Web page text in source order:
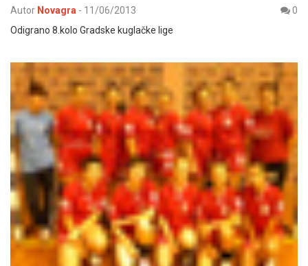
Autor Novagra - 11/06/2013
0
Odigrano 8.kolo Gradske kuglačke lige